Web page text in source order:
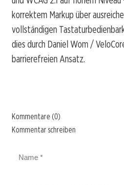
korrektem Markup über
vollständigen
dies durch Daniel Wom /
barrierefreien Ansatz.
Kommentare (0)
Kommentar schreiben